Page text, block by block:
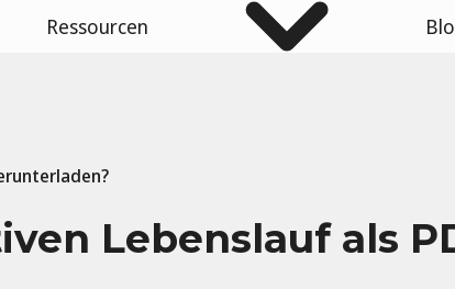
Ressourcen
Lebenslauf als